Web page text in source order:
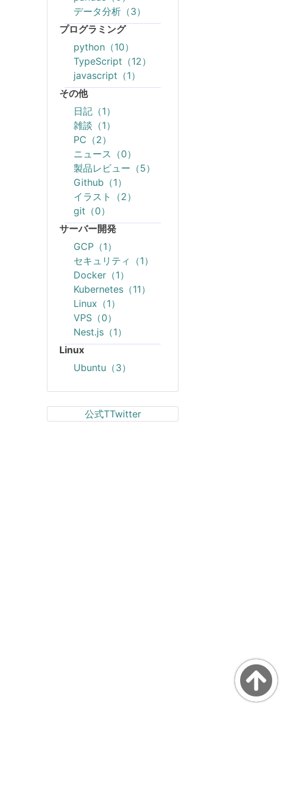
データ分析（3）
プログラミング
python（10）
TypeScript（12）
javascript（1）
その他
日記（1）
雑談（1）
PC（2）
ニュース（0）
製品レビュー（5）
Github（1）
イラスト（2）
git（0）
サーバー開発
GCP（1）
セキュリティ（1）
Docker（1）
Kubernetes（11）
Linux（1）
VPS（0）
Nest.js（1）
Linux
Ubuntu（3）
公式TTwitter